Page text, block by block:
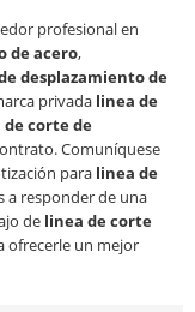
profesional en
de acero,
desplazamiento de
privada linea de
de corte de
Comuníquese
para linea de
a responder de una
de linea de corte
ofrecerle un mejor